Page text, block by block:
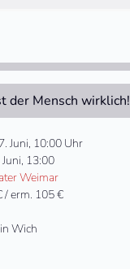
der Mensch wirklich!
Juni, 10:00 Uhr
13:00
Weimar
/ erm. 105 €
Wich